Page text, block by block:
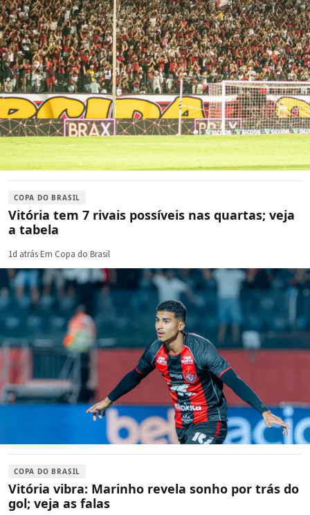
COPA DO BRASIL
Vitória tem 7 rivais possíveis nas quartas; veja
a tabela
1d atrás·Em Copa do Brasil
COPA DO BRASIL
Vitória vibra: Marinho revela sonho por trás do
gol; veja as falas